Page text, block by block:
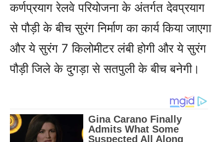
कर्णप्रयाग रेलवे परियोजना के अंतर्गत देवप्रयाग
से पौड़ी के बीच सुरंग निर्माण का कार्य किया जाएगा
और ये सुरंग 7 किलोमीटर लंबी होगी और ये सुरंग
पौड़ी जिले के दुगड़ा से सतपुली के बीच बनेगी।